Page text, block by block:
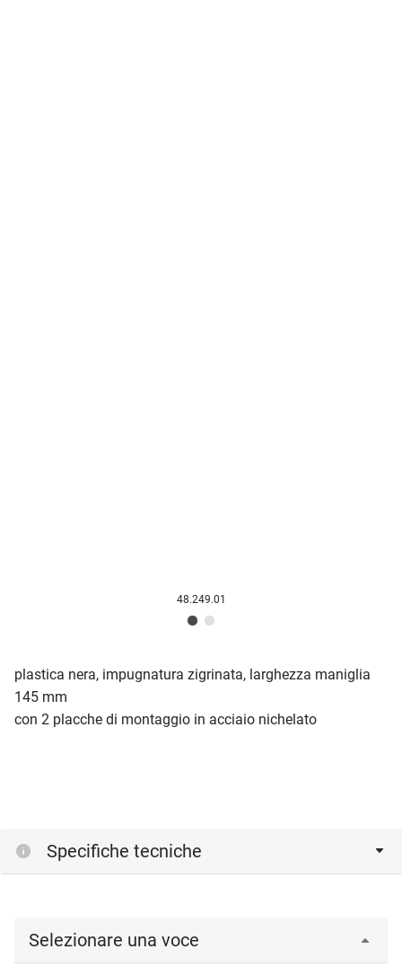
48.249.01
plastica nera, impugnatura zigrinata, larghezza maniglia
145 mm
con 2 placche di montaggio in acciaio nichelato
Specifiche tecniche
Selezionare una voce